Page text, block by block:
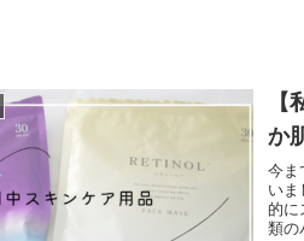
か
今ま
いま
的に
類の